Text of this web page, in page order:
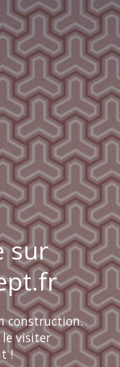
sur
construction.
le visiter
!